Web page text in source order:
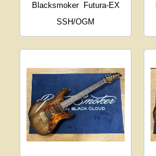
Blacksmoker
Futura-EX
SSH/OGM